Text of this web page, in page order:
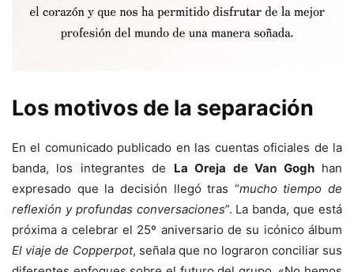
Los motivos de la separación
En el comunicado publicado en las cuentas oficiales de la
banda, los integrantes de La Oreja de Van Goghhan
expresado que la decisión llegó tras “mucho tiempo de
reflexión y profundas conversaciones”. La banda, que está
próxima a celebrar el 25º aniversario de su icónico álbum
El viaje de Copperpot, señala que no lograron conciliar sus